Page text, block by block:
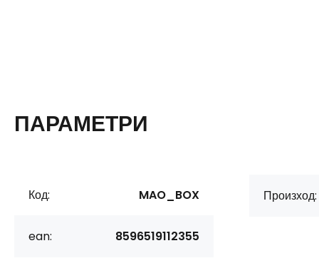
ПАРАМЕТРИ
Код: MAO_BOX
ean: 8596519112355
Произход: